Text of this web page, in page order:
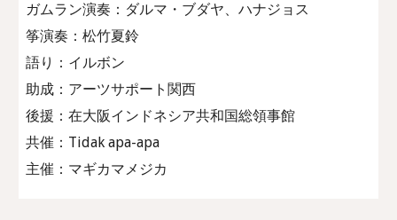
ガムラン演奏：ダルマ・ブダヤ、ハナジョス
筝演奏：松竹夏鈴
語り：イルボン
助成：アーツサポート関西
後援：在大阪インドネシア共和国総領事館
共催：Tidak apa-apa
主催：マギカマメジカ